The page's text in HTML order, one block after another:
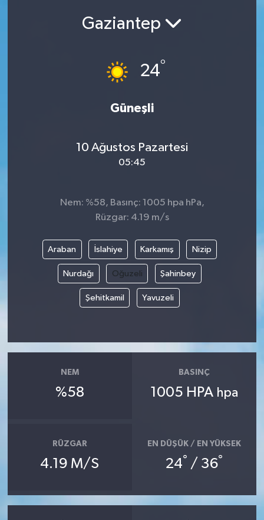
Gaziantep
24°
Güneşli
10 Ağustos Pazartesi
05:45
Nem: %58, Basınç: 1005 hpa hPa,
Rüzgar: 4.19 m/s
Araban İslahiye Karkamış Nizip
Nurdağı Oğuzeli Şahinbey
Şehitkamil Yavuzeli
NEM
%58
BASINÇ
1005 HPA hpa
RÜZGAR
4.19 M/S
EN DÜŞÜK / EN YÜKSEK
24° / 36°